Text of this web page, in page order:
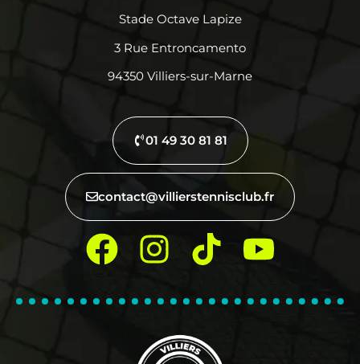
Stade Octave Lapize
3 Rue Entroncamento
94350 Villiers-sur-Marne
01 49 30 81 81
contact@villierstennisclub.fr